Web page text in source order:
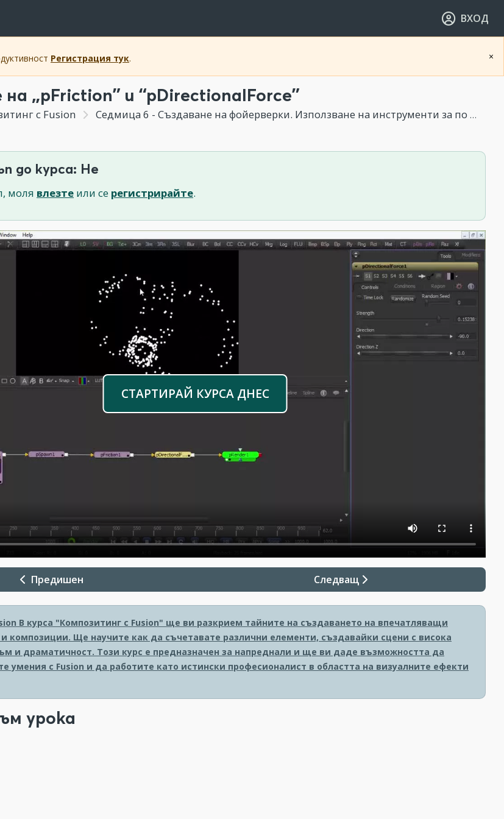
ВХОД
×
Регистрация тук.
на „pFriction” и “pDirectionalForce”
с Fusion Седмица 6 - Създаване на фойерверки. Използване на инструменти за по ясно организиране на композицията.
до курса: Не
моля влезте или се регистрирайте.
СТАРТИРАЙ КУРСА ДНЕС
Предишен Следващ
В курса "Композитинг с Fusion" ще ви разкрием тайните на създаването на впечатляващи
композиции. Ще научите как да съчетавате различни елементи, създавайки сцени с висока
и драматичност. Този курс е предназначен за напреднали и ще ви даде възможността да
умения с Fusion и да работите като истински професионалист в областта на визуалните ефекти
урока